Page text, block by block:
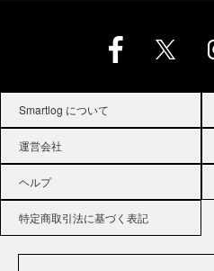
Smartlog について
運営会社
ヘルプ
特定商取引法に基づく表記